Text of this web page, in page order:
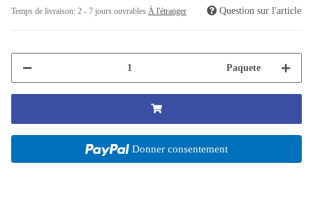
Temps de livraison: 2 - 7 jours ouvrables À l'étranger Question sur l'article
Paquete
Donner consentement